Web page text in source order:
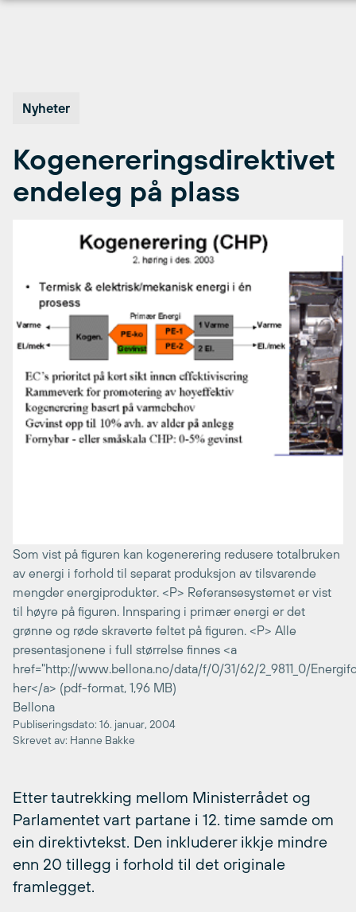
Nyheter
Kogenereringsdirektivet
endeleg på plass
Som vist på figuren kan kogenerering redusere totalbruken
av energi i forhold til separat produksjon av tilsvarende
mengder energiprodukter. <P> Referansesystemet er vist
til høyre på figuren. Innsparing i primær energi er det
grønne og røde skraverte feltet på figuren. <P> Alle
presentasjonene i full størrelse finnes <a
href="http://www.bellona.no/data/f/0/31/62/2_9811_0/
her</a> (pdf-format, 1,96 MB)
Bellona
Publiseringsdato: 16. januar, 2004
Skrevet av: Hanne Bakke
Etter tautrekking mellom Ministerrådet og
Parlamentet vart partane i 12. time samde om
ein direktivtekst. Den inkluderer ikkje mindre
enn 20 tillegg i forhold til det originale
framlegget.